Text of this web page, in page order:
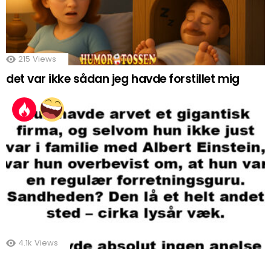
215 Views
det var ikke sådan jeg havde forstillet mig
4.1k Views